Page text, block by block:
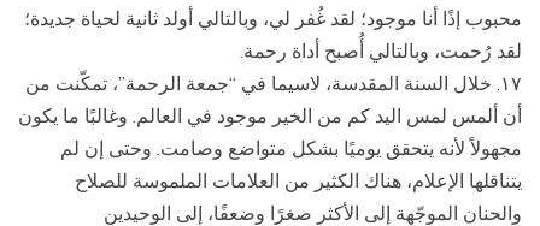
محبوب إذًا أنا موجود؛ لقد غُفر لي، وبالتالي أولد ثانية لحياة جديدة؛
لقد رُحمت، وبالتالي أُصبح أداة رحمة.
١۷. خلال السنة المقدسة، لاسيما في “جمعة الرحمة”، تمكّنت من
أن ألمس لمس اليد كم من الخير موجود في العالم. وغالبًا ما يكون
مجهولاً لأنه يتحقق يوميًا بشكل متواضع وصامت. وحتى إن لم
يتناقلها الإعلام، هناك الكثير من العلامات الملموسة للصلاح
والحنان الموجّهة إلى الأكثر صغرًا وضعفًا، إلى الوحيدين